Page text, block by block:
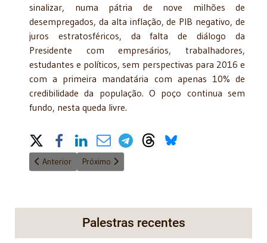
sinalizar, numa pátria de nove milhões de
desempregados, da alta inflação, de PIB negativo, de
juros estratosféricos, da falta de diálogo da
Presidente com empresários, trabalhadores,
estudantes e políticos, sem perspectivas para 2016 e
com a primeira mandatária com apenas 10% de
credibilidade da população. O poço continua sem
fundo, nesta queda livre.
Share on Social Media
Artigo anterior: O conceito de família deve abranger... - 26/12/
Anterior Próximo artigo: Convite: Homenagem ao
Próximo
Palestras recentes